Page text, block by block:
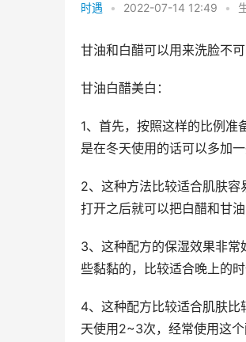
时遇 • 2022-07-14 12:49 •
甘油和白醋可以用来洗脸不可
甘油白醋美白：
1、首先，按照这样的比例
是在冬天使用的话可以多加
2、这种方法比较适合肌肤
打开之后就可以把白醋和甘
3、这种配方的保湿效果非
些黏黏的，比较适合晚上的
4、这种配方比较适合肌肤
天使用2~3次，经常使用这